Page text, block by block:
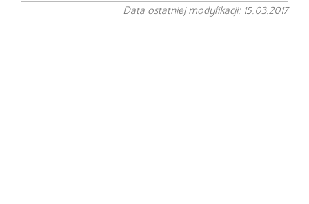
Data ostatniej modyfikacji: 15.03.2017